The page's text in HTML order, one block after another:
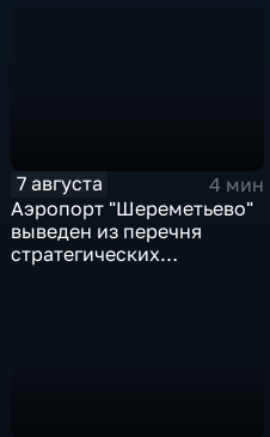
7 августа
4 мин
Аэропорт "Шереметьево"
выведен из перечня
стратегических